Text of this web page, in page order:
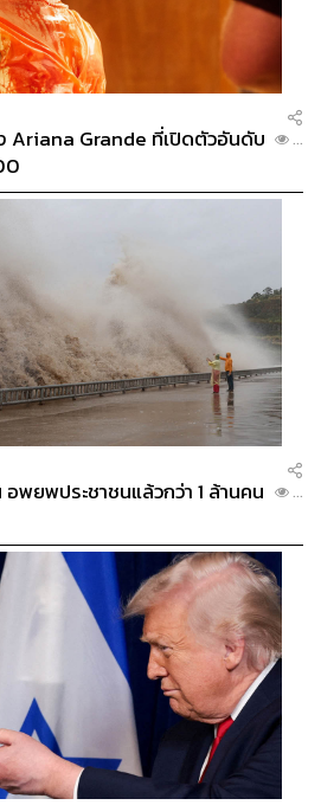
Ariana Grande ที่เปิดตัวอันดับ
...
ยพประชาชนแล้วกว่า 1 ล้านคน
...